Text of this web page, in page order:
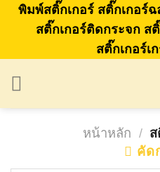
Skipพิมพ์สติ๊กเกอร์ สติ๊กเกอร์
สติ๊กเกอร์ติดกระจก ส
สติ๊กเกอร์เ
หน้าหลัก /
คัด